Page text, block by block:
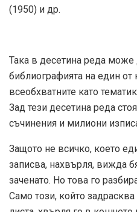
(1950) и др.
Така в десетина реда може
библиографията на един от
всеобхватните като
Зад тези десетина реда
съчинения и милиони
Защото не всичко, което
записва, нахвърля, вижда
заченато. Но това го
Само този, който